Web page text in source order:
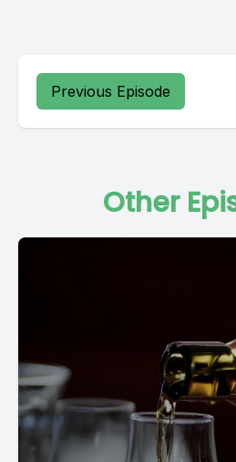
Previous Episode
Other